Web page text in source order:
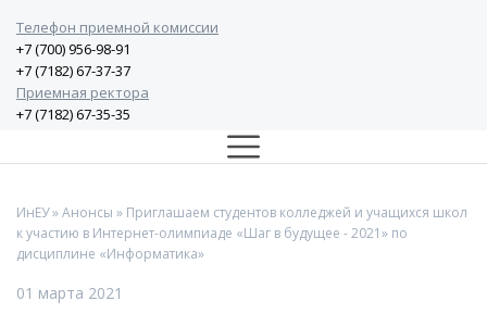
Телефон приемной комиссии
+7 (700) 956-98-91
+7 (7182) 67-37-37
Приемная ректора
+7 (7182) 67-35-35
ИнЕУ»Анонсы » Приглашаем студентов колледжей и учащихся школ
к участию в Интернет-олимпиаде «Шаг в будущее - 2021» по
дисциплине «Информатика»
01 марта 2021